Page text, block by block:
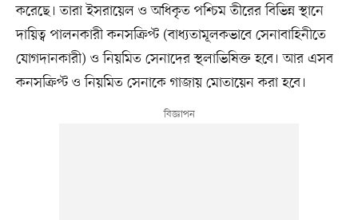
করেছে। তারা ইসরায়েল ও অধিকৃত পশ্চিম তীরের বিভিন্ন স্থানে
দায়িত্ব পালনকারী কনসক্রিপ্ট (বাধ্যতামূলকভাবে সেনাবাহিনীতে
যোগদানকারী) ও নিয়মিত সেনাদের স্থলাভিষিক্ত হবে। আর এসব
কনসক্রিপ্ট ও নিয়মিত সেনাকে গাজায় মোতায়েন করা হবে।